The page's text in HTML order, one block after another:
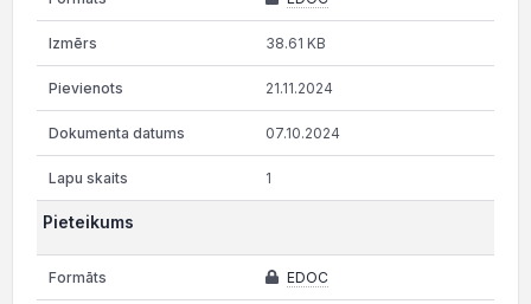
38.61 KB
21.11.2024
07.10.2024
1
Pieteikums
EDOC